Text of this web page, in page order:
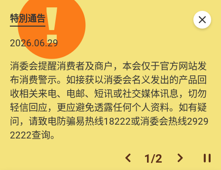
特別通告
2026.06.29
消委会提醒消费者及商户，本会仅于官方网站发
布消费警示。如接获以消委会名义发出的产品回
收相关来电、电邮、短讯或社交媒体讯息，切勿
轻信回应，更应避免透露任何个人资料。如有疑
问，请致电防骗易热线18222或消委会热线2929
2222查询。
2025.10.31
为提升使用者体验及网络安全，本会的投诉处理
系统已经进行升级及推出新功能。由2025年11月
10日起，消费者需要提供基本联络资料（包括姓
名、电邮及电话）注册帐户，才可提交投诉、查
询及建议。所有提交纪录将清晰整合于帐户中，
方便日后作出跟进。
上一个
2/2 下一个开
关闭